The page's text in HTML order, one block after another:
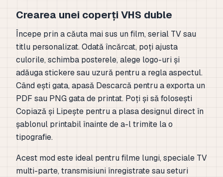
Crearea unei coperți VHS duble
Începe prin a căuta mai sus un film, serial TV sau
titlu personalizat. Odată încărcat, poți ajusta
culorile, schimba posterele, alege logo-uri și
adăuga stickere sau uzură pentru a regla aspectul.
Când ești gata, apasă Descarcă pentru a exporta un
PDF sau PNG gata de printat. Poți și să folosești
Copiază și Lipește pentru a plasa designul direct în
șablonul printabil înainte de a-l trimite la o
tipografie.
Acest mod este ideal pentru filme lungi, speciale TV
multi-parte, transmisiuni înregistrate sau seturi